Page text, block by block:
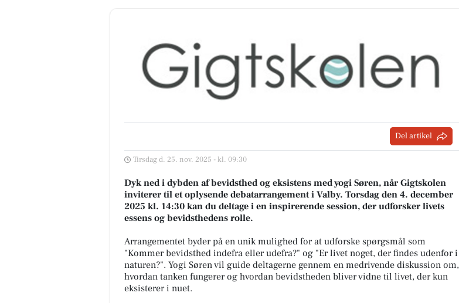
Del artikel
Tirsdag d. 25. nov. 2025 - kl. 09:30
Dyk ned i dybden af bevidsthed og eksistens med yogi Søren, når Gigtskolen
inviterer til et oplysende debatarrangement i Valby. Torsdag den 4. december
2025 kl. 14:30 kan du deltage i en inspirerende session, der udforsker livets
essens og bevidsthedens rolle.
Arrangementet byder på en unik mulighed for at udforske spørgsmål som
"Kommer bevidsthed indefra eller udefra?" og "Er livet noget, der findes udenfor i
naturen?". Yogi Søren vil guide deltagerne gennem en medrivende diskussion om,
hvordan tanken fungerer og hvordan bevidstheden bliver vidne til livet, der kun
eksisterer i nuet.